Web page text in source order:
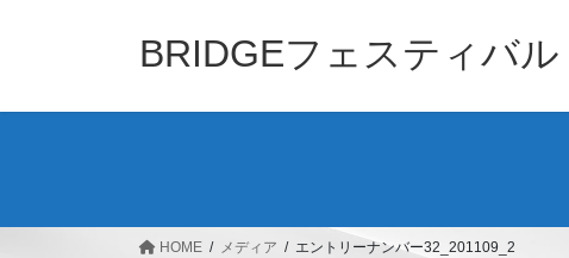
BRIDGEフェスティバ
HOME メディア エントリーナンバー32_201109_2